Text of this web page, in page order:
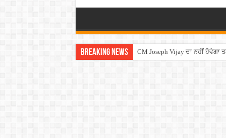
Breaking News CM Joseph Vijay ਦਾ ਨਹੀਂ ਹੋਵੇਗਾ
Entertainment News –